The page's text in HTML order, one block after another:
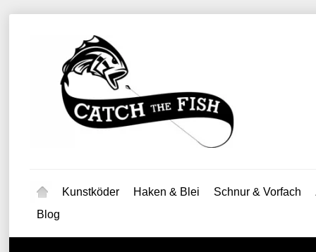
Kunstköder Haken & Blei Schnur & Vorfach
Blog